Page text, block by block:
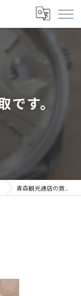
す。
青森観光通店の買取です。